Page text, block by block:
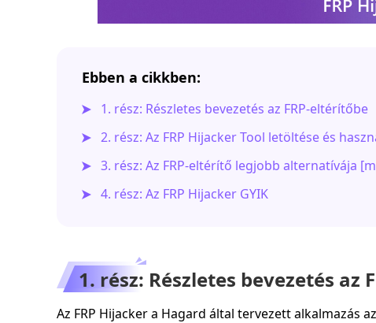
Ebben a cikkben:
1. rész: Részletes bevezetés az FRP-eltérítőbe
2. rész: Az FRP Hijacker Tool letöltése és
3. rész: Az FRP-eltérítő legjobb alternatívája
4. rész: Az FRP Hijacker GYIK
1. rész: Részletes bevezetés az
Az FRP Hijacker a Hagard által tervezett alkalmazás